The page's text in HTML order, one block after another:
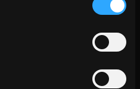
cu privire la locația dvs.
scanândul-l în mod
specifice (amprentare)
vă preferințele la
secțiunea
Day a lansat un canal
cu transmisie non-stop